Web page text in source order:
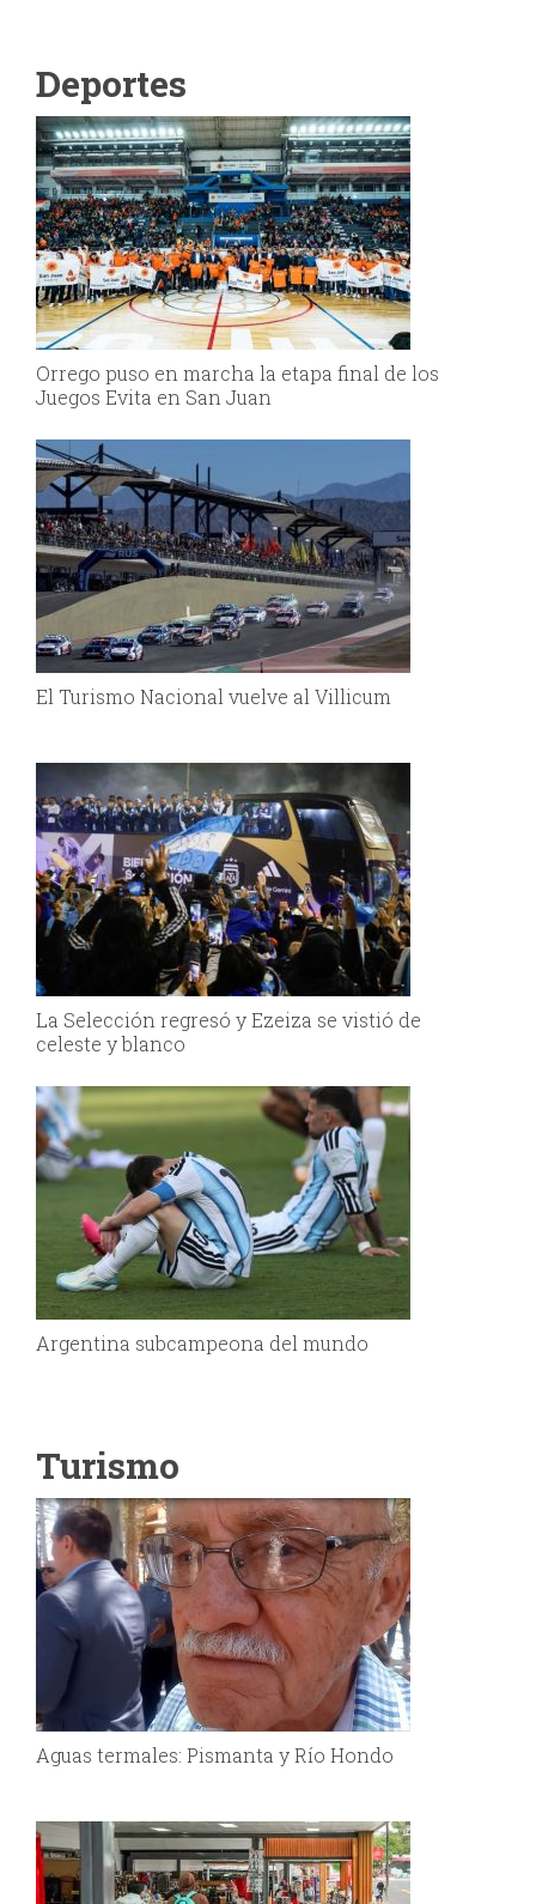
Deportes
Orrego puso en marcha la etapa final de los
Juegos Evita en San Juan
El Turismo Nacional vuelve al Villicum
La Selección regresó y Ezeiza se vistió de
celeste y blanco
Argentina subcampeona del mundo
Turismo
Aguas termales: Pismanta y Río Hondo